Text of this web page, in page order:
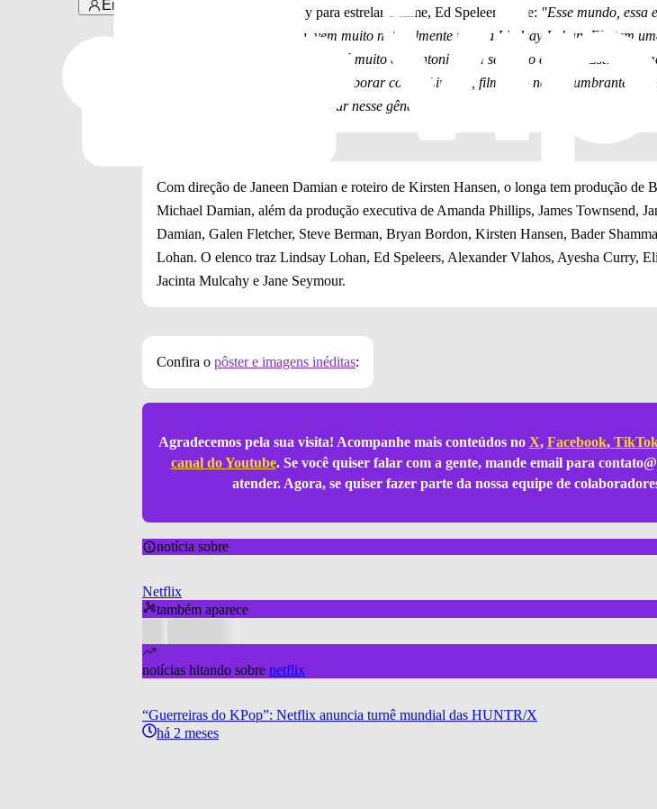
Entrar
Sobre a escolha de Lindsay para estrelar o filme, Ed Speleers disse: "Esse mundo, essa
produção cinematográfica, vem muito naturalmente para a Lindsay Lohan. Ela tem
abordagem para o trabalho e está muito em sintonia com seu lado cômico. Este foi o
filme de comédia romântica e colaborar com a Lindsay, filmando na deslumbrante
maneira perfeita de me aventurar nesse gênero."
Com direção de Janeen Damian e roteiro de Kirsten Hansen, o longa tem produção de
Michael Damian, além da produção executiva de Amanda Phillips, James Townsend,
Damian, Galen Fletcher, Steve Berman, Bryan Bordon, Kirsten Hansen, Bader
Lohan. O elenco traz Lindsay Lohan, Ed Speleers, Alexander Vlahos, Ayesha Curry,
Jacinta Mulcahy e Jane Seymour.
Confira o pôster e imagens inéditas:
Agradecemos pela sua visita! Acompanhe mais conteúdos no X, Facebook,
canal do Youtube. Se você quiser falar com a gente, mande email para
atender. Agora, se quiser fazer parte da nossa equipe de
notícia sobre
Netflix
também aparece
notícias hitando sobre netflix
“Guerreiras do KPop”: Netflix anuncia turnê mundial das HUNTR/X
há 2 meses